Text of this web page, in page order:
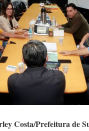
Costa/Prefeitura de